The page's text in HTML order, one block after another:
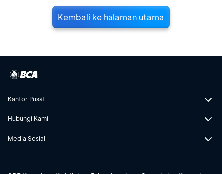
Kembali ke halaman utama
Kantor Pusat
Hubungi Kami
Media Sosial